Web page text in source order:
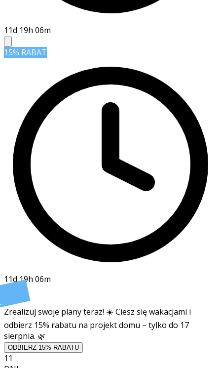
11d 19h 06m
15% RABAT
11d 19h 06m
Zrealizuj swoje plany teraz! ☀️ Ciesz się wakacjami i
odbierz 15% rabatu na projekt domu – tylko do 17
sierpnia. 🌿
ODBIERZ 15% RABATU
11